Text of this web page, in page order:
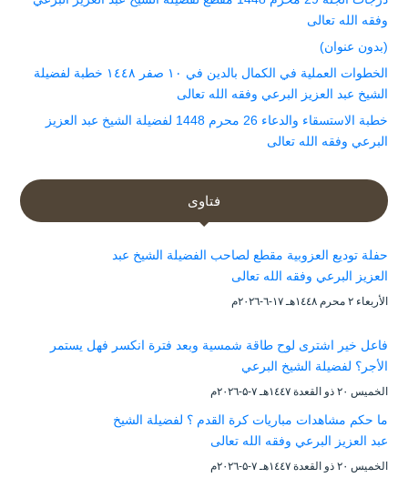
وفقه الله تعالى
(بدون عنوان)
الخطوات العملية في الكمال بالدين في ١٠ صفر ١٤٤٨ خطبة لفضيلة
الشيخ عبد العزيز البرعي وفقه الله تعالى
خطبة الاستسقاء والدعاء 26 محرم 1448 لفضيلة الشيخ عبد العزيز
البرعي وفقه الله تعالى
فتاوى
حفلة توديع العزوبية مقطع لصاحب الفضيلة الشيخ عبد
العزيز البرعي وفقه الله تعالى
الأربعاء ۲ محرم ۱٤٤۸هـ ۱۷-٦-۲۰۲٦م
فاعل خير اشترى لوح طاقة شمسية وبعد فترة انكسر فهل يستمر
الأجر؟ لفضيلة الشيخ البرعي
الخميس ۲۰ ذو القعدة ۱٤٤۷هـ ۷-۵-۲۰۲٦م
ما حكم مشاهدات مباريات كرة القدم ؟ لفضيلة الشيخ
عبد العزيز البرعي وفقه الله تعالى
الخميس ۲۰ ذو القعدة ۱٤٤۷هـ ۷-۵-۲۰۲٦م